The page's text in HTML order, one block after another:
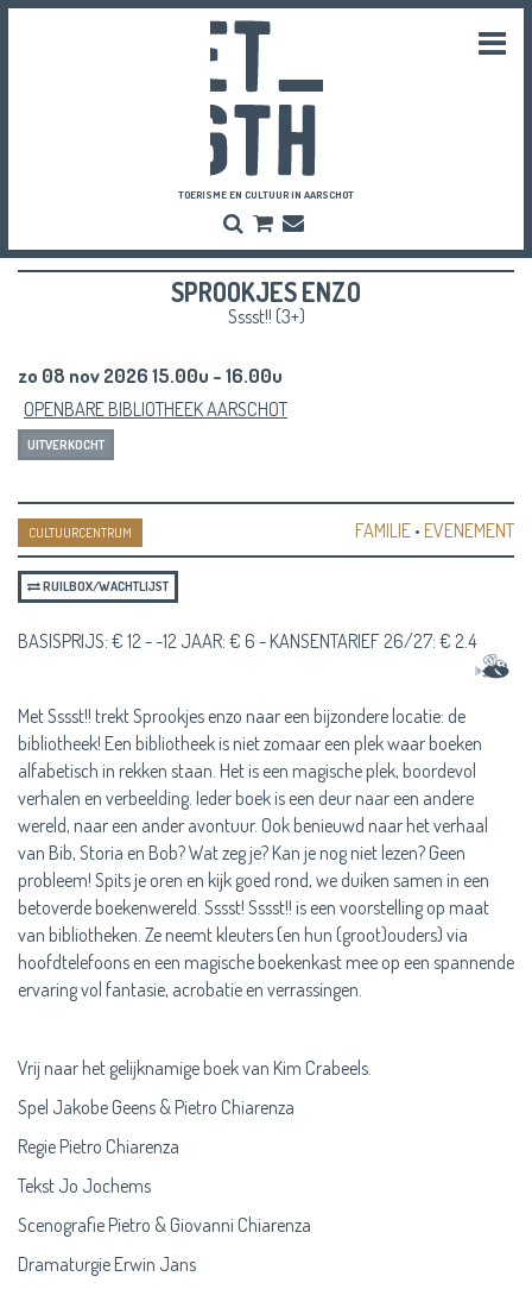
TOERISME EN CULTUUR IN AARSCHOT
Zoeken
Bestel
je
vriendenpassen
en
tickets
Inschrijven
SPROOKJES ENZO
Sssst!! (3+)
zo 08 nov 2026 15.00u - 16.00u
OPENBARE BIBLIOTHEEK AARSCHOT
UITVERKOCHT
CULTUURCENTRUM FAMILIE• EVENEMENT
RUILBOX/WACHTLIJST
BASISPRIJS: € 12 - -12 JAAR: € 6 - KANSENTARIEF 26/27: € 2.4
Met Sssst!! trekt Sprookjes enzo naar een bijzondere locatie: de
bibliotheek! Een bibliotheek is niet zomaar een plek waar boeken
alfabetisch in rekken staan. Het is een magische plek, boordevol
verhalen en verbeelding. Ieder boek is een deur naar een andere
wereld, naar een ander avontuur. Ook benieuwd naar het verhaal
van Bib, Storia en Bob? Wat zeg je? Kan je nog niet lezen? Geen
probleem! Spits je oren en kijk goed rond, we duiken samen in een
betoverde boekenwereld. Sssst! Sssst!! is een voorstelling op maat
van bibliotheken. Ze neemt kleuters (en hun (groot)ouders) via
hoofdtelefoons en een magische boekenkast mee op een spannende
ervaring vol fantasie, acrobatie en verrassingen.
Vrij naar het gelijknamige boek van Kim Crabeels.
Spel Jakobe Geens & Pietro Chiarenza
Regie Pietro Chiarenza
Tekst Jo Jochems
Scenografie Pietro & Giovanni Chiarenza
Dramaturgie Erwin Jans